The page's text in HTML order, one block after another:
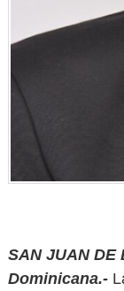
SAN JUAN DE
Dominicana.-